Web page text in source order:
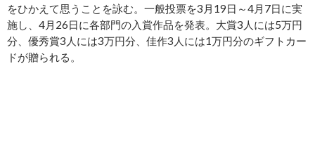
をひかえて思うことを詠む。一般投票を3月19日～4月7日に実
施し、4月26日に各部門の入賞作品を発表。大賞3人には5万円
分、優秀賞3人には3万円分、佳作3人には1万円分のギフトカー
ドが贈られる。